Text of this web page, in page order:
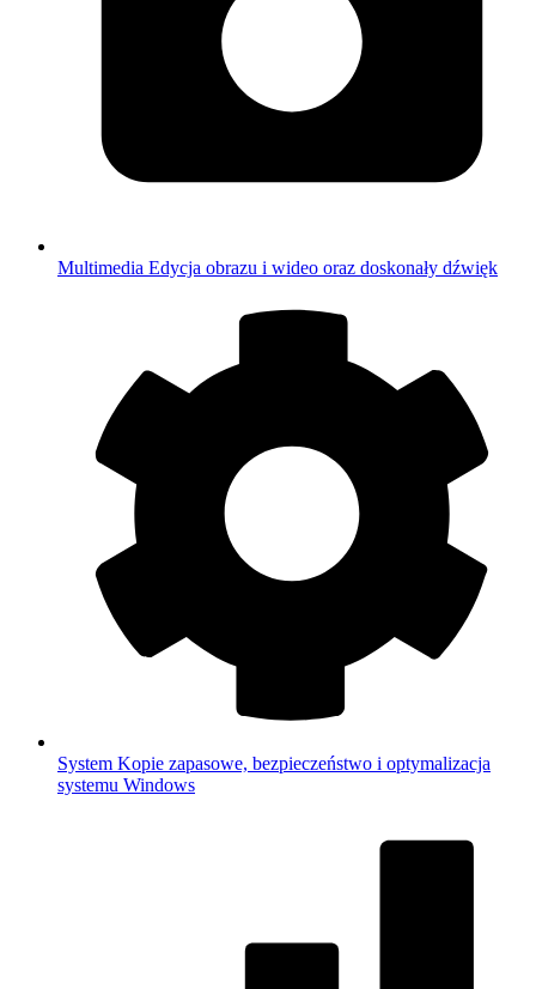
Multimedia Edycja obrazu i wideo oraz doskonały dźwięk
System Kopie zapasowe, bezpieczeństwo i optymalizacja
systemu Windows